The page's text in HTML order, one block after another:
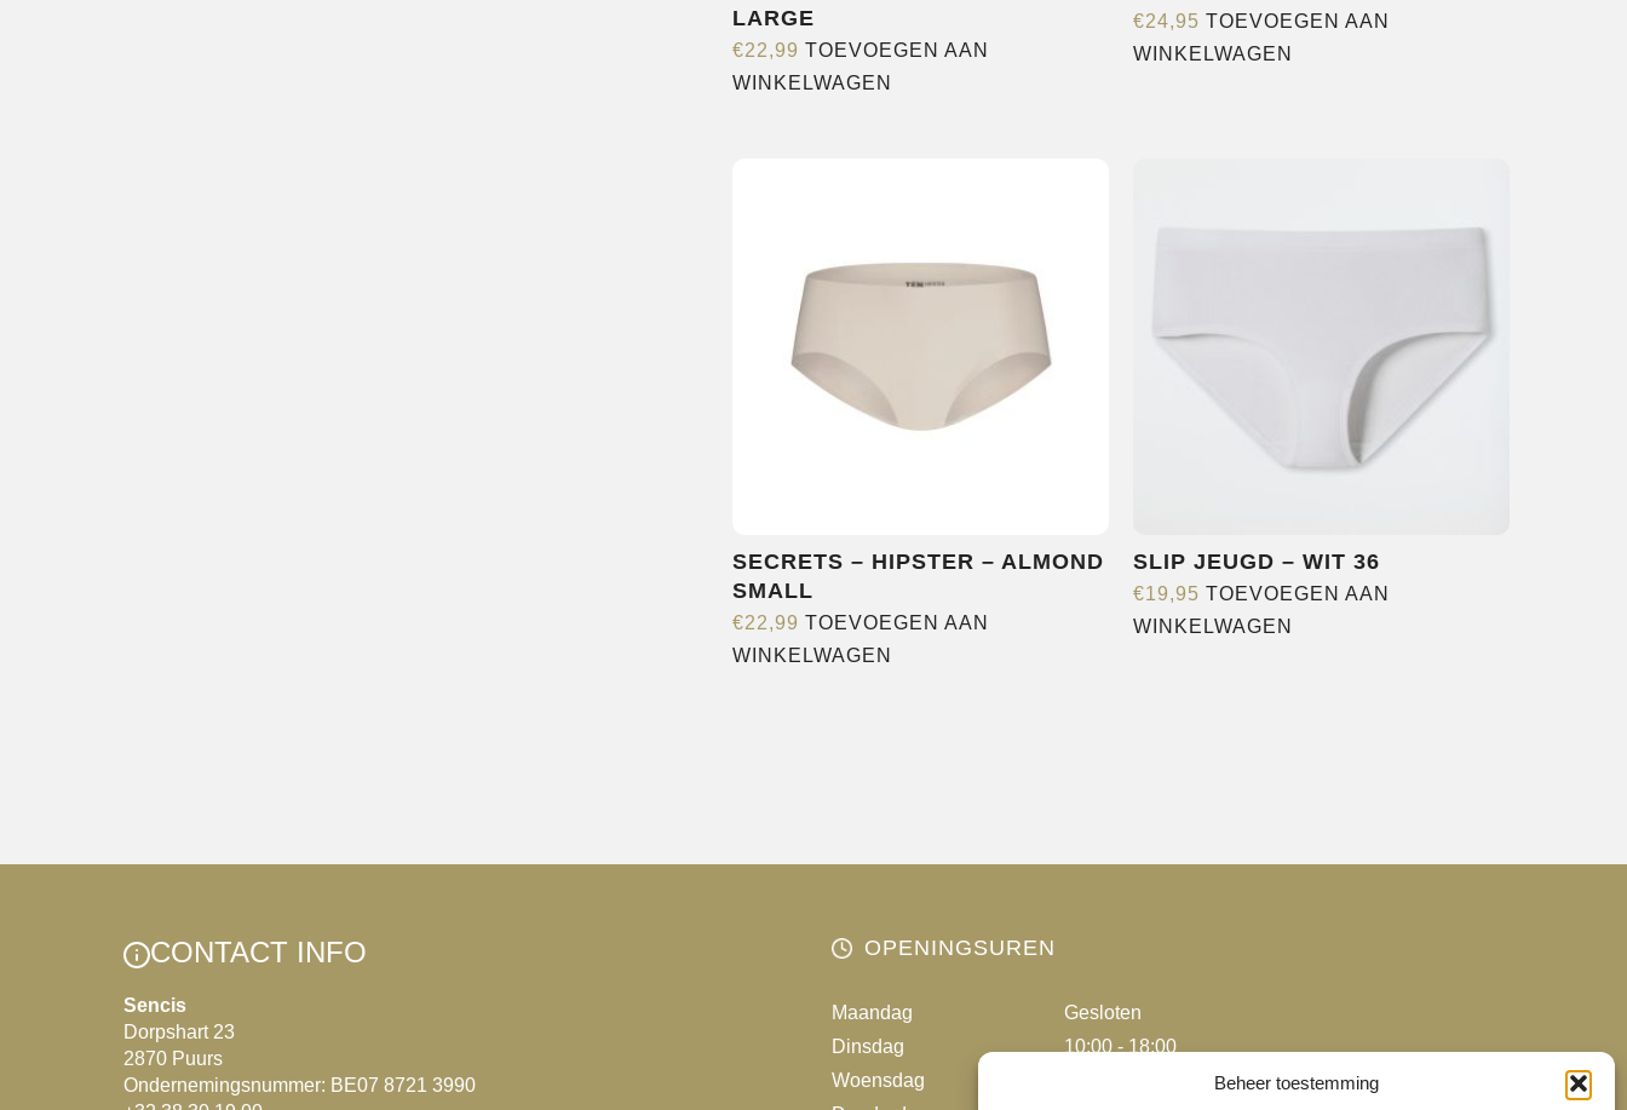
Beheer toestemming
LARGE
€22,99 TOEVOEGEN AAN
WINKELWAGEN
€24,95 TOEVOEGEN AAN
WINKELWAGEN
SECRETS – HIPSTER – ALMOND
SMALL
€22,99 TOEVOEGEN AAN
WINKELWAGEN
SLIP JEUGD – WIT 36
€19,95 TOEVOEGEN AAN
WINKELWAGEN
CONTACT INFO
Sencis
Dorpshart 23
2870 Puurs
Ondernemingsnummer: BE07 8721 3990
OPENINGSUREN
Maandag
Gesloten
Dinsdag
10:00 - 18:00
Woensdag